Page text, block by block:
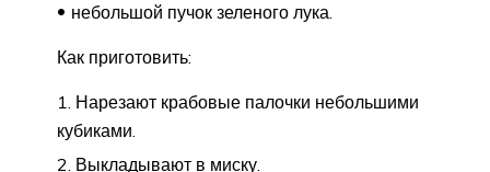
небольшой пучок зеленого лука.
Как приготовить:
Нарезают крабовые палочки небольшими
кубиками.
Выкладывают в миску.